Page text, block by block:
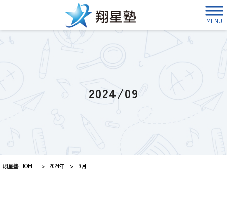
MENU
2024/09
翔星塾 HOME > 2024年 > 9月